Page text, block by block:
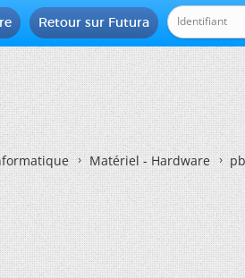
Retour sur Futura
Matériel - Hardware